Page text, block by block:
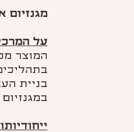
מגנזיום
על
המוצר
בניית